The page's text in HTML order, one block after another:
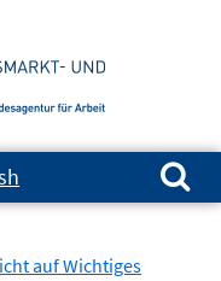
Suchen nach:
auf Wichtiges